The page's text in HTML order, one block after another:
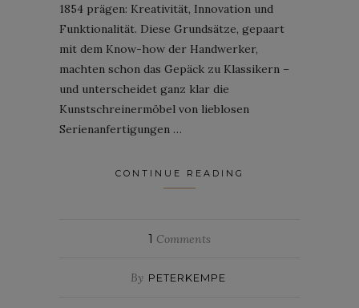
1854 prägen: Kreativität, Innovation und
Funktionalität. Diese Grundsätze, gepaart
mit dem Know-how der Handwerker,
machten schon das Gepäck zu Klassikern –
und unterscheidet ganz klar die
Kunstschreinermöbel von lieblosen
Serienanfertigungen …
CONTINUE READING
1 Comments
By PETERKEMPE